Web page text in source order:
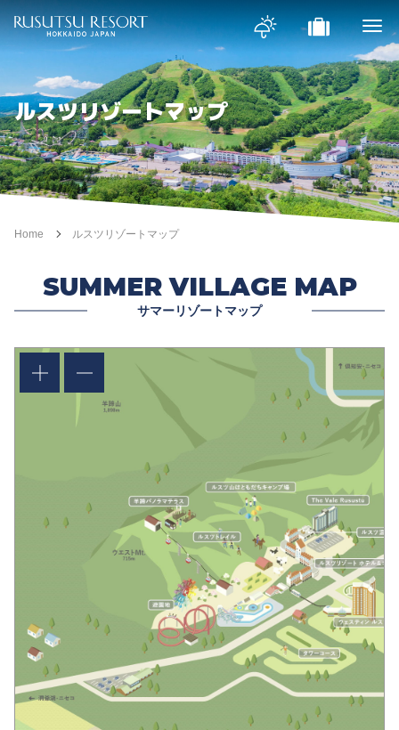
ルスツリゾートマップ
Home ルスツリゾートマップ
SUMMER VILLAGE MAP
サマーリゾートマップ